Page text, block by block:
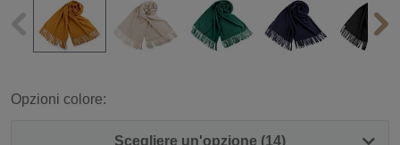
Opzioni colore:
Scegliere un'opzione (14)